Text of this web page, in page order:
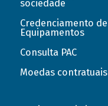
sociedade
Credenciamento de
Equipamentos
Consulta PAC
Moedas contratuais